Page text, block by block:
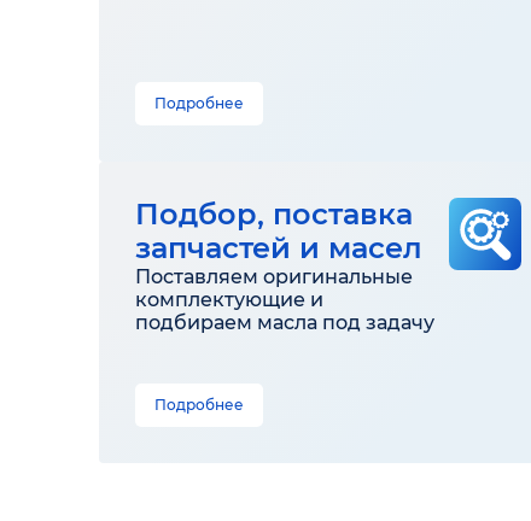
Подробнее
Подбор, поставка
запчастей и масел
Поставляем оригинальные
комплектующие и
подбираем масла под задачу
Подробнее